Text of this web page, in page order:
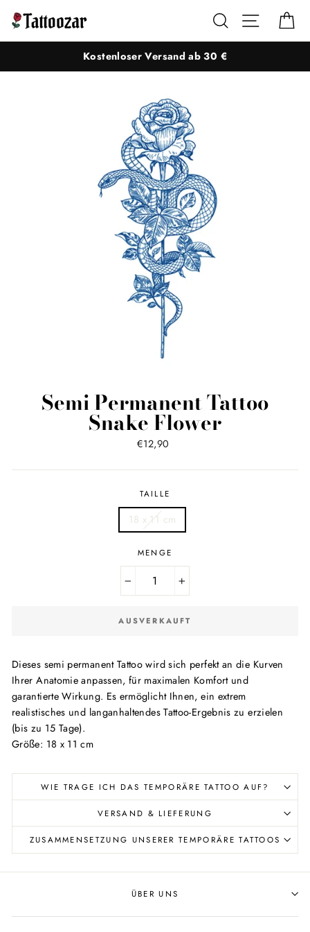
zum
Inhalt
Suche
Kostenloser Versand ab 30 €
Semi Permanent Tattoo
Snake Flower
Normaler
€12,90
TAILLE
18 x 11 cm
MENGE
AUSVERKAUFT
Dieses semi permanent Tattoo wird sich perfekt an die Kurven
Ihrer Anatomie anpassen, für maximalen Komfort und
garantierte Wirkung. Es ermöglicht Ihnen, ein extrem
realistisches und langanhaltendes Tattoo-Ergebnis zu erzielen
(bis zu 15 Tage).
Größe: 18 x 11 cm
WIE TRAGE ICH DAS TEMPORÄRE TATTOO AUF?
VERSAND & LIEFERUNG
ZUSAMMENSETZUNG UNSERER TEMPORÄRE TATTOOS
ÜBER UNS